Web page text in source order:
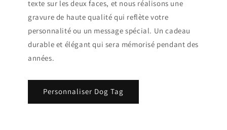
texte sur les deux faces, et nous réalisons une
gravure de haute qualité qui reflète votre
personnalité ou un message spécial. Un cadeau
durable et élégant qui sera mémorisé pendant des
années.
Personnaliser Dog Tag